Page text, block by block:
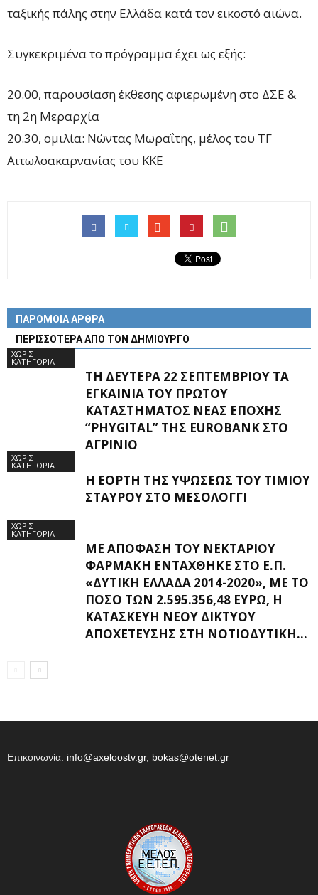
ταξικής πάλης στην Ελλάδα κατά τον εικοστό αιώνα.
Συγκεκριμένα το πρόγραμμα έχει ως εξής:
20.00, παρουσίαση έκθεσης αφιερωμένη στο ΔΣΕ &
τη 2η Μεραρχία
20.30, ομιλία: Νώντας Μωραΐτης, μέλος του ΤΓ
Αιτωλοακαρνανίας του ΚΚΕ
ΠΑΡΟΜΟΙΑ ΑΡΘΡΑ
ΠΕΡΙΣΣΟΤΕΡΑ ΑΠΟ ΤΟΝ ΔΗΜΙΟΥΡΓΟ
ΧΩΡΊΣ
ΚΑΤΗΓΟΡΊΑ
ΤΗ ΔΕΥΤΈΡΑ 22 ΣΕΠΤΕΜΒΡΊΟΥ ΤΑ
ΕΓΚΑΊΝΙΑ ΤΟΥ ΠΡΏΤΟΥ
ΚΑΤΑΣΤΉΜΑΤΟΣ ΝΈΑΣ ΕΠΟΧΉΣ
“PHYGITAL” ΤΗΣ EUROBANK ΣΤΟ
ΑΓΡΊΝΙΟ
ΧΩΡΊΣ
ΚΑΤΗΓΟΡΊΑ
Η ΕΟΡΤΉ ΤΗΣ ΥΨΏΣΕΩΣ ΤΟΥ ΤΙΜΊΟΥ
ΣΤΑΥΡΟΎ ΣΤΟ ΜΕΣΟΛΌΓΓΙ
ΧΩΡΊΣ
ΚΑΤΗΓΟΡΊΑ
ΜΕ ΑΠΌΦΑΣΗ ΤΟΥ ΝΕΚΤΆΡΙΟΥ
ΦΑΡΜΆΚΗ ΕΝΤΆΧΘΗΚΕ ΣΤΟ Ε.Π.
«ΔΥΤΙΚΉ ΕΛΛΆΔΑ 2014-2020», ΜΕ ΤΟ
ΠΟΣΌ ΤΩΝ 2.595.356,48 ΕΥΡΏ, Η
ΚΑΤΑΣΚΕΥΉ ΝΈΟΥ ΔΙΚΤΎΟΥ
ΑΠΟΧΈΤΕΥΣΗΣ ΣΤΗ ΝΟΤΙΟΔΥΤΙΚΉ...
Επικοινωνία: info@axeloostv.gr, bokas@otenet.gr